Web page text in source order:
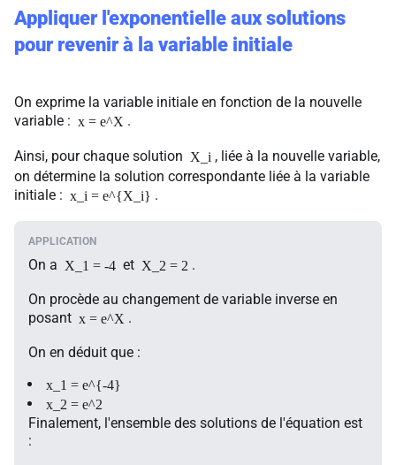
Appliquer l'exponentielle aux solutions
pour revenir à la variable initiale
On exprime la variable initiale en fonction de la nouvelle
variable : x = e^X .
Ainsi, pour chaque solution X_i , liée à la nouvelle variable,
on détermine la solution correspondante liée à la variable
initiale : x_i = e^{X_i} .
On a X_1 = -4 et X_2 = 2 .
On procède au changement de variable inverse en
posant x = e^X .
On en déduit que :
x_1 = e^{-4}
x_2 = e^2
Finalement, l'ensemble des solutions de l'équation est
: